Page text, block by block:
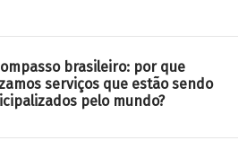
brasileiro: por que
serviços que estão sendo
pelo mundo?